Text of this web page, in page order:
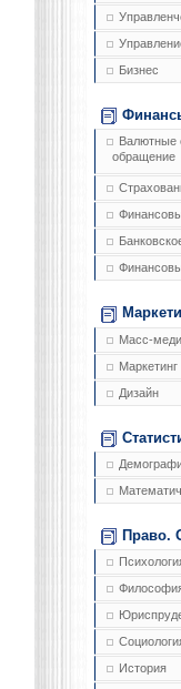
Бизнес
Валютные
обращение
Масс-
Маркетинг
Дизайн
Право.
История